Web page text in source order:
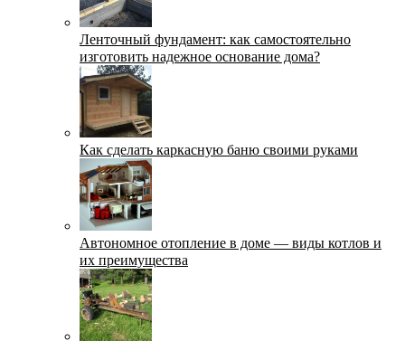
Ленточный фундамент: как самостоятельно
изготовить надежное основание дома?
Как сделать каркасную баню своими руками
Автономное отопление в доме — виды котлов и
их преимущества